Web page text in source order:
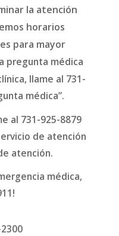
la atención
horarios
para mayor
pregunta médica
llame al 731-
médica”.
al 731-925-8879
de atención
atención.
médica,